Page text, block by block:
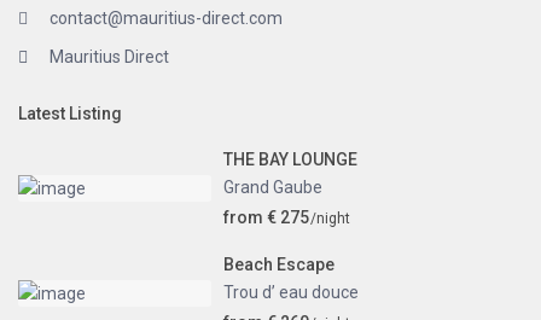
contact@mauritius-direct.com
Mauritius Direct
Latest Listing
THE BAY LOUNGE
Grand Gaube
from € 275/night
Beach Escape
Trou d’ eau douce